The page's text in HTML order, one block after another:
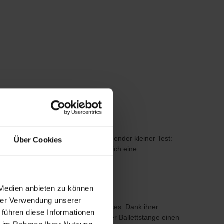
Über Cookies
anbieten zu können
Verwendung unserer
diese Informationen
Ballettstange für Kinder gilt folgender kleiner Test:
Fuß an der Wand an, empfiehlt sich eine
Ecke oder Nische Ihres Zuhauses. Dank ihrer
Halterungen verleihen der Ballettstange einen